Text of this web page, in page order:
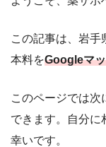
この記事は、岩手
本料をGoogleマ
このページでは次
できます。自分に
幸いです。